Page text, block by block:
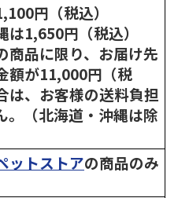
円（税込）
1,650円（税込）
商品に限り、お届け先
額が11,000円（税
は、お客様の送料負担
。（北海道・沖縄は除
ットストアの商品のみ